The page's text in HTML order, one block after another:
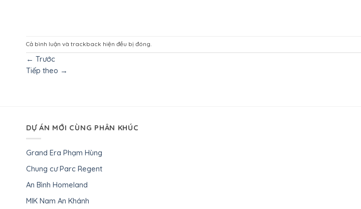
Cả bình luận và trackback hiện đều bị đóng.
← Trước
Tiếp theo →
DỰ ÁN MỚI CÙNG PHÂN KHÚC
Grand Era Phạm Hùng
Chung cư Parc Regent
An Bình Homeland
MIK Nam An Khánh